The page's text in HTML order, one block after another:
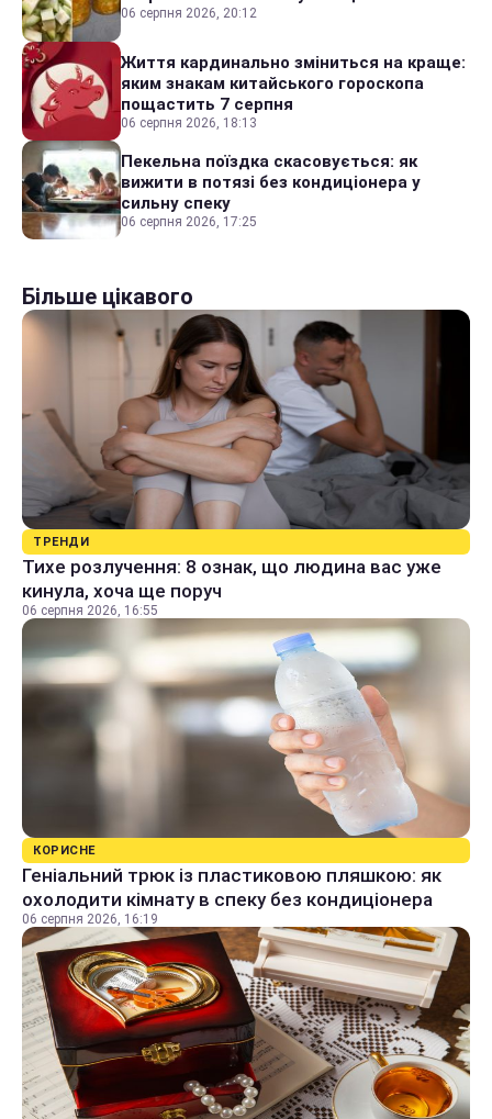
06 серпня 2026, 20:12
Життя кардинально зміниться на краще:
яким знакам китайського гороскопа
пощастить 7 серпня
06 серпня 2026, 18:13
Пекельна поїздка скасовується: як
вижити в потязі без кондиціонера у
сильну спеку
06 серпня 2026, 17:25
Більше цікавого
ТРЕНДИ
Тихе розлучення: 8 ознак, що людина вас уже
кинула, хоча ще поруч
06 серпня 2026, 16:55
КОРИСНЕ
Геніальний трюк із пластиковою пляшкою: як
охолодити кімнату в спеку без кондиціонера
06 серпня 2026, 16:19